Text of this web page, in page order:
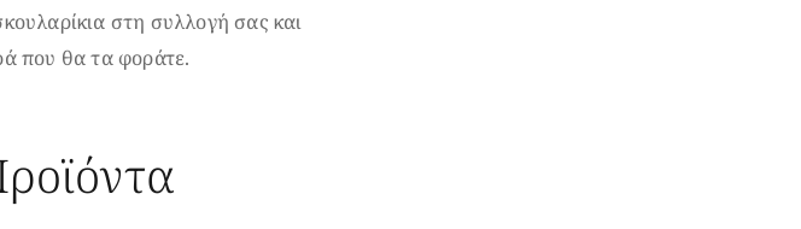
στη συλλογή σας και
που θα τα φοράτε.